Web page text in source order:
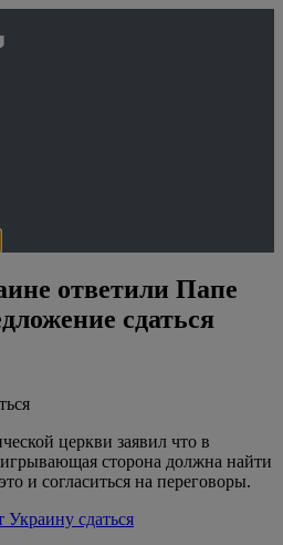
ответили Папе
сдаться
церкви заявил что в
сторона должна найти
и согласиться на переговоры.
сдаться